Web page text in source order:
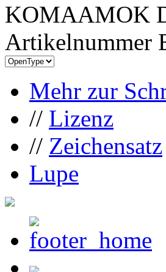
KOMAAMOK
Artikelnummer
Mehr zur
// Lizenz
// Zeichensatz
Lupe